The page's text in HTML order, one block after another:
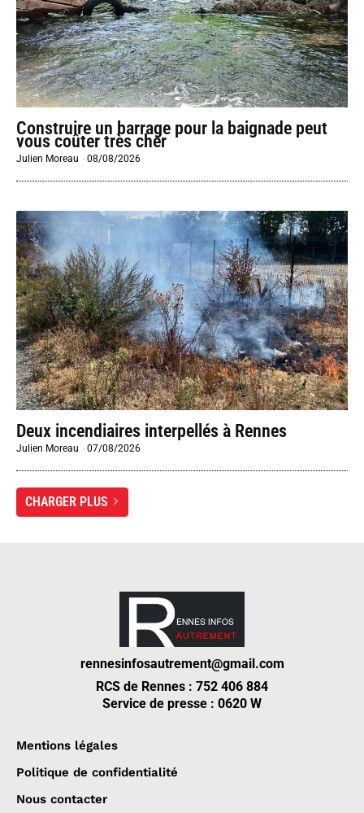
Construire un barrage pour la baignade peut
vous coûter très cher
Julien Moreau -08/08/2026
Deux incendiaires interpellés à Rennes
Julien Moreau -07/08/2026
CHARGER PLUS
rennesinfosautrement@gmail.com
RCS de Rennes : 752 406 884
Service de presse : 0620 W
Mentions légales
Politique de confidentialité
Nous contacter